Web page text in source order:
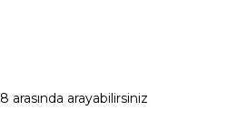
arasında arayabilirsiniz